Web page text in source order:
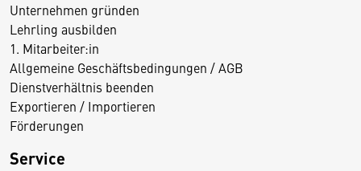
Unternehmen gründen
Lehrling ausbilden
1. Mitarbeiter:in
Allgemeine Geschäftsbedingungen / AGB
Dienstverhältnis beenden
Exportieren / Importieren
Förderungen
Service